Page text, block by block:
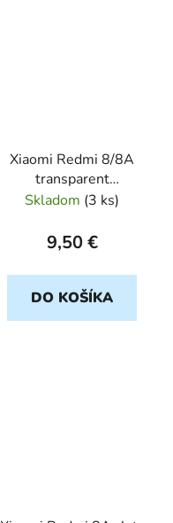
Xiaomi Redmi 8/8A
transparent
ANTISHOCK 0,5mm
Skladom (3 ks)
9,50 €
DO KOŠÍKA